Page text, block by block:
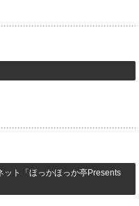
ット「ほっかほっか亭Presents